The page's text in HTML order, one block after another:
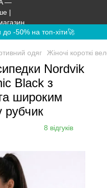
-50% на топ-хіти🚀
одяг Жіночі короткі
Nordvik
Black з
широким
рубчик
8 відгуків